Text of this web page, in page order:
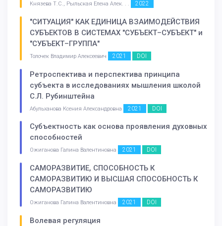
Князева Т.С., Рыльская Елена Алек. . . 2022
"СИТУАЦИЯ" КАК ЕДИНИЦА ВЗАИМОДЕЙСТВИЯ
СУБЪЕКТОВ В СИСТЕМАХ "СУБЪЕКТ–СУБЪЕКТ" и
"СУБЪЕКТ–ГРУППА"
Толочек Владимир Алексеевич 2021 DOI
Ретроспектива и перспектива принципа
субъекта в исследованиях мышления школой
С.Л. Рубинштейна
Абульханова Ксения Александровна 2021 DOI
Субъектность как основа проявления духовных
способностей
Ожиганова Галина Валентиновна 2021 DOI
САМОРАЗВИТИЕ, СПОСОБНОСТЬ К
САМОРАЗВИТИЮ И ВЫСШАЯ СПОСОБНОСТЬ К
САМОРАЗВИТИЮ
Ожиганова Галина Валентиновна 2021 DOI
Волевая регуляция